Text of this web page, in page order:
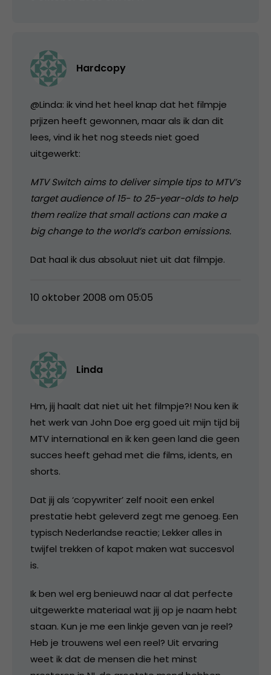
Hardcopy
@Linda: ik vind het heel knap dat het filmpje
prjizen heeft gewonnen, maar als ik dan dit
lees, vind ik het nog steeds niet goed
uitgewerkt:
MTV Switch aims to deliver simple tips to MTV’s
target audience of 15- to 25-year-olds to help
them realize that small actions can make a
big change to the world’s carbon emissions.
Dat haal ik dus absoluut niet uit dat filmpje.
10 oktober 2008 om 05:05
Linda
Hm, jij haalt dat niet uit het filmpje?! Nou ken ik
het werk van John Doe erg goed uit mijn tijd bij
MTV international en ik ken geen land die geen
succes heeft gehad met die films, idents, en
shorts.
Dat jij als ‘copywriter’ zelf nooit een enkel
prestatie hebt geleverd zegt me genoeg. Een
typisch Nederlandse reactie; Lekker alles in
twijfel trekken of kapot maken wat succesvol
is.
Ik ben wel erg benieuwd naar al dat perfecte
uitgewerkte materiaal wat jij op je naam hebt
staan. Kun je me een linkje geven van je reel?
Heb je trouwens wel een reel? Uit ervaring
weet ik dat de mensen die het minst